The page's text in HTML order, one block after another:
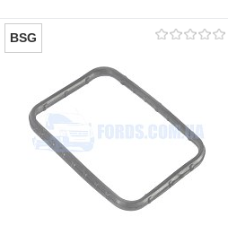
Купить в 1 клик Сравнение
В избранное В наличии
BSG